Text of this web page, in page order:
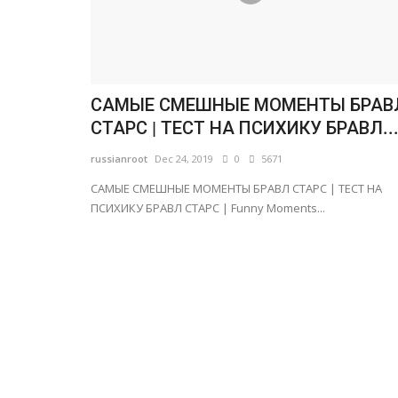
САМЫЕ СМЕШНЫЕ МОМЕНТЫ
СТАРС | ТЕСТ НА ПСИХИКУ БРАВЛ...
russianroot Dec 24, 2019 0 5671
САМЫЕ СМЕШНЫЕ МОМЕНТЫ БРАВЛ СТАРС | ТЕСТ НА
ПСИХИКУ БРАВЛ СТАРС | Funny Moments...